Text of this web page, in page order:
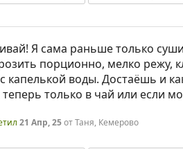
Я сама раньше только
порционно, мелко режу,
капелькой воды. Достаёшь и
только в чай или если
21 Апр, 25отТаня, Кемерово